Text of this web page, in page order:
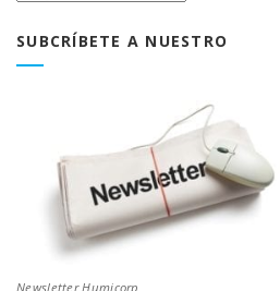
SUBCRÍBETE A NUESTRO
Newsletter Humicorp